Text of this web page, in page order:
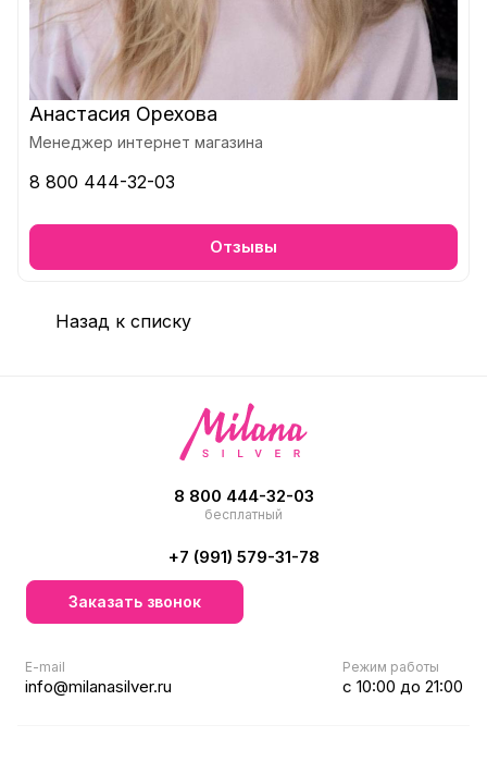
Анастасия Орехова
Менеджер интернет магазина
8 800 444-32-03
Отзывы
Назад к списку
8 800 444-32-03
бесплатный
+7 (991) 579-31-78
Заказать звонок
E-mail
info@milanasilver.ru
Режим работы
с 10:00 до 21:00